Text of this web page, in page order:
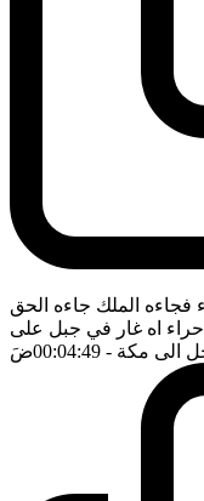
الملك جاءه الحق
اه غار في جبل على
الى مكة - 00:04:49 ضَ